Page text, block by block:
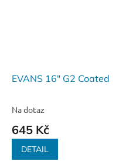
EVANS 16" G2 Coated
Na dotaz
645 Kč
DETAIL